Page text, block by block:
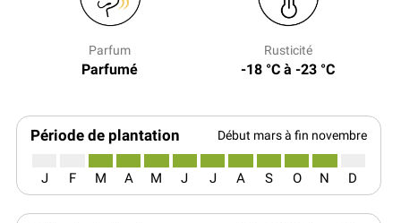
Parfum
Parfumé
Rusticité
-18 °C à -23 °C
Période de plantation Début mars à fin novembre
J F M A M J J A S O N D